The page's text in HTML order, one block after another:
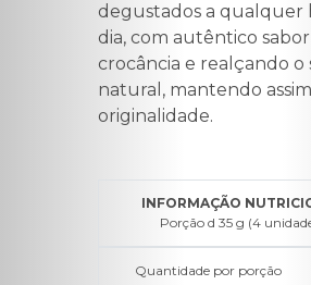
degustados a qualquer
dia, com autêntico sabor
crocância e realçando o
natural, mantendo
originalidade.
INFORMAÇÃO
Porção d 35 g (4
Quantidade por porção